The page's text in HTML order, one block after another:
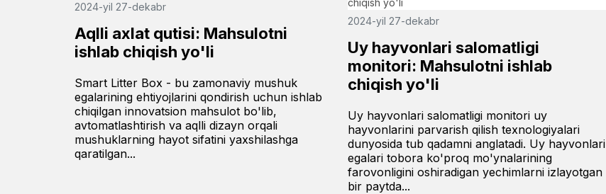
2024-yil 27-dekabr
Aqlli axlat qutisi: Mahsulotni
ishlab chiqish yo'li
Smart Litter Box - bu zamonaviy mushuk
egalarining ehtiyojlarini qondirish uchun ishlab
chiqilgan innovatsion mahsulot bo'lib,
avtomatlashtirish va aqlli dizayn orqali
mushuklarning hayot sifatini yaxshilashga
qaratilgan...
2024-yil 27-dekabr
Uy hayvonlari salomatligi
monitori: Mahsulotni ishlab
chiqish yo'li
Uy hayvonlari salomatligi monitori uy
hayvonlarini parvarish qilish texnologiyalari
dunyosida tub qadamni anglatadi. Uy hayvonlari
egalari tobora ko'proq mo'ynalarining
farovonligini oshiradigan yechimlarni izlayotgan
bir paytda...